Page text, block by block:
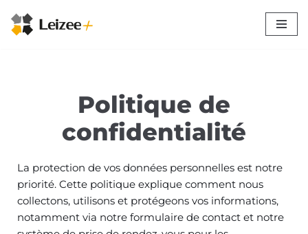
Aller
Politique de
confidentialité
La protection de vos données personnelles est notre
priorité. Cette politique explique comment nous
collectons, utilisons et protégeons vos informations,
notamment via notre formulaire de contact et notre